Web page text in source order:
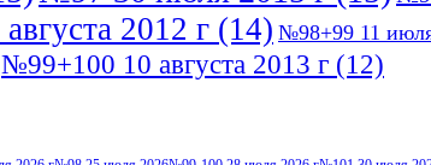
2012 г (14) №98+99 11
№99+100 10 августа 2013 г (12)